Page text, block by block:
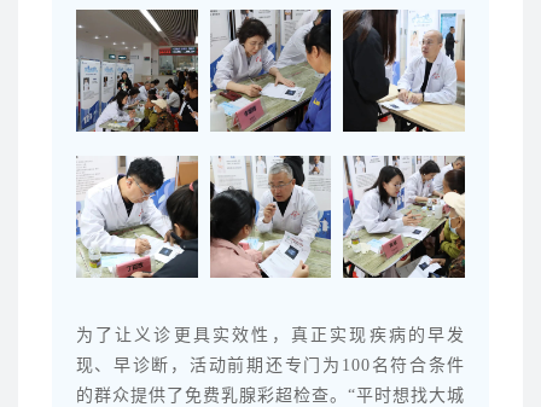
为了让义诊更具实效性，真正实现疾病的早发
现、早诊断，活动前期还专门为100名符合条件
的群众提供了免费乳腺彩超检查。“平时想找大城